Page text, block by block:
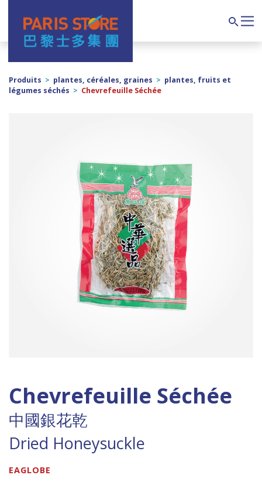
Navigation principale
Produits > plantes, céréales, graines > plantes, fruits et
légumes séchés > Chevrefeuille Séchée
Chevrefeuille Séchée
中國銀花乾
Dried Honeysuckle
EAGLOBE